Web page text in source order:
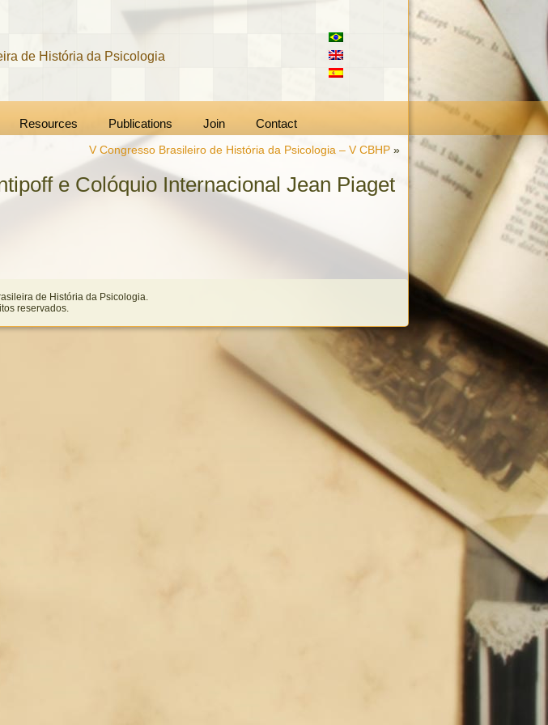
de História da Psicologia
Resources Publications Join Contact
V Congresso Brasileiro de História da Psicologia – V CBHP »
e Colóquio Internacional Jean Piaget
de História da Psicologia.
reservados.